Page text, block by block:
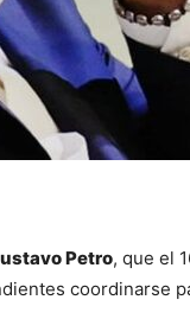
Petro, que el
coordinarse